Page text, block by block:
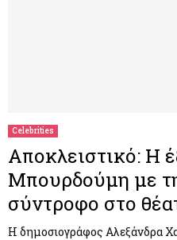
Celebrities
Αποκλειστικό: Η
Μπουρδούμη με
σύντροφο στο
Η δημοσιογράφος Αλεξάνδρα